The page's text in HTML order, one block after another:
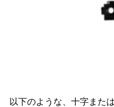
以下のような、十字また